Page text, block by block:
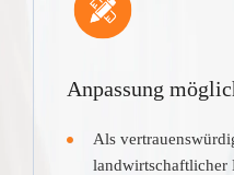
Anpassung
Als
landwirtschaftlicher